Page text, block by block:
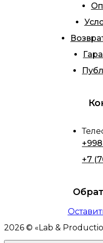
+7
2026 © « Lab &